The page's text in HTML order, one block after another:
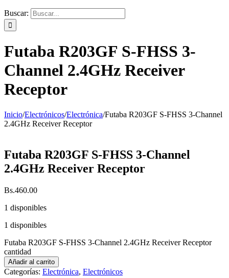
Buscar:
Futaba R203GF S-FHSS 3-
Channel 2.4GHz Receiver
Receptor
Inicio/Electrónicos/Electrónica/Futaba R203GF S-FHSS 3-Channel
2.4GHz Receiver Receptor
Futaba R203GF S-FHSS 3-Channel
2.4GHz Receiver Receptor
Bs.460.00
1 disponibles
1 disponibles
Futaba R203GF S-FHSS 3-Channel 2.4GHz Receiver Receptor
cantidad
Añadir al carrito
Categorías: Electrónica, Electrónicos